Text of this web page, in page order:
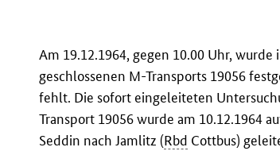
Am 19.12.1964, gegen 10.00 Uhr,
geschlossenen M-Transports 19056
fehlt. Die sofort eingeleiteten
Transport 19056 wurde am 10.12.1964
Seddin nach Jamlitz (Rbd Cottbus)